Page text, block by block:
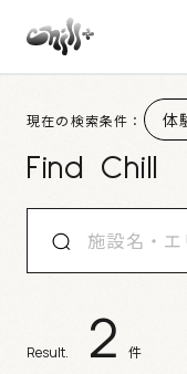
Result. 2 件
Find Chill
現在の検索条件： 体